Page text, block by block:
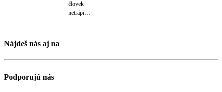
človek
netrápi…
Nájdeš nás aj na
Podporujú nás